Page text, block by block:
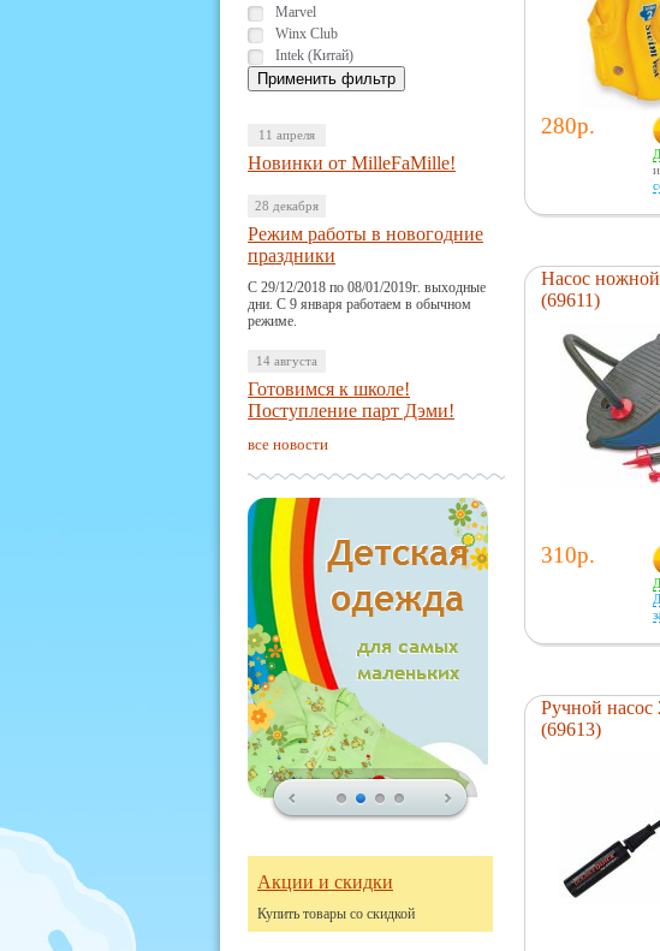
Marvel
Winx Club
Intek (Китай)
11 апреля
Новинки от MilleFaMille!
28 декабря
Режим работы в новогодние
праздники
С 29/12/2018 по 08/01/2019г. выходные
дни. С 9 января работаем в обычном
режиме.
14 августа
Готовимся к школе!
Поступление парт Дэми!
все новости
Акции и скидки
Купить товары со скидкой
280р.
Насос
(69611)
310р.
Ручной насос
(69613)